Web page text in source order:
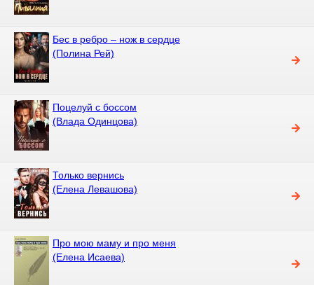
Бес в ребро – нож в сердце
(Полина Рей)
Поцелуй с боссом
(Влада Одинцова)
Только вернись
(Елена Левашова)
Про мою маму и про меня
(Елена Исаева)